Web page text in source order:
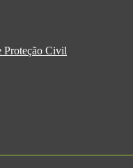
Proteção Civil